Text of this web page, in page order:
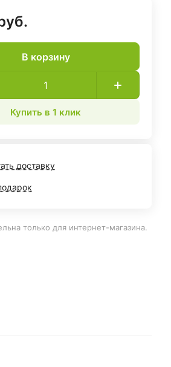
В корзину
Купить в 1 клик
доставку
только для интернет-магазина.